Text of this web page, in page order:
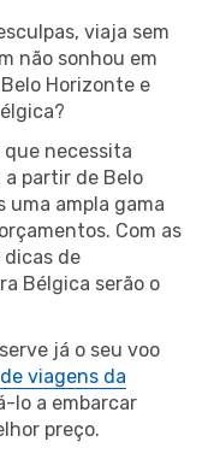
viaja sem
não sonhou em
Horizonte e
necessita
a partir de Belo
uma ampla gama
Com as
dicas de
Bélgica serão o
já o seu voo
viagens da
lo a embarcar
preço.